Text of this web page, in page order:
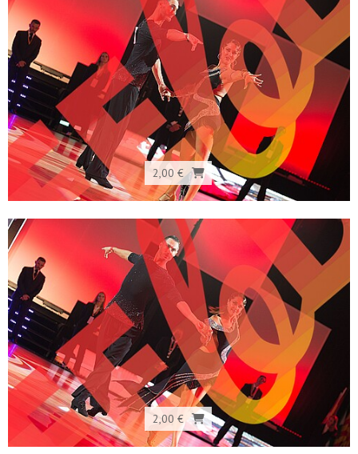
2,00 €
2,00 €